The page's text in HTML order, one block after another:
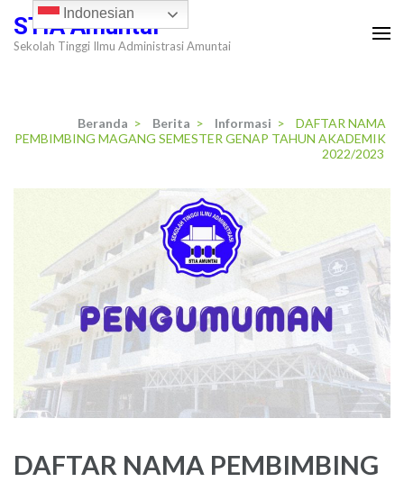
Lompat
keSTIA Amuntai
Sekolah Tinggi Ilmu Administrasi Amuntai
Beranda > Berita > Informasi >
DAFTAR NAMA
PEMBIMBING MAGANG SEMESTER GENAP TAHUN AKADEMIK
2022/2023
DAFTAR NAMA PEMBIMBING
Indonesian